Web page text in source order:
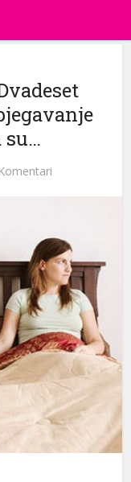
su…
Komentari